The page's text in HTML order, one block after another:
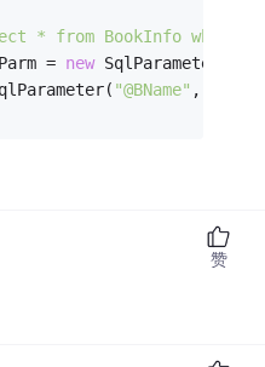
* from BookInfo where
= new SqlParameter[
"@BName" ,
赞